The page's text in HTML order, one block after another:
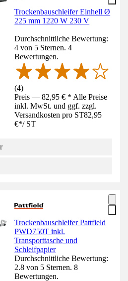
Trockenbauschleifer Einhell Ø
225 mm 1220 W 230 V
Durchschnittliche Bewertung:
4 von 5 Sternen. 4
Bewertungen.
(4)
Preis — 82,95 € * Alle Preise
inkl. MwSt. und ggf. zzgl.
Versandkosten pro ST82,95
€*/ ST
Trockenbauschleifer Pattfield
PWD750T inkl.
Transporttasche und
Schleifpapier
Durchschnittliche Bewertung:
2.8 von 5 Sternen. 8
Bewertungen.